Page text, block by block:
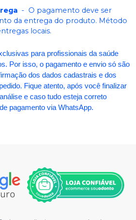
- O pagamento deve ser
da entrega do produto. Método
locais.
para profissionais da saúde
Por isso, o pagamento e envio só são
dos dados cadastrais e dos
Fique atento, após você finalizar
e caso tudo esteja correto
pagamento via WhatsApp.